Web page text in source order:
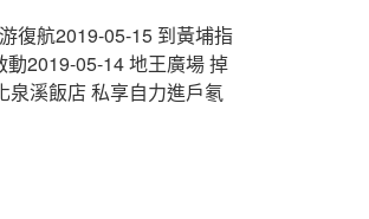
復航2019-05-15 到黃埔指
動2019-05-14 地王廣場 掉
泉溪飯店 私享自力進戶氡